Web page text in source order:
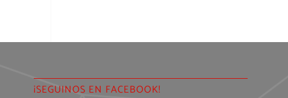
¡SEGUINOS EN FACEBOOK!